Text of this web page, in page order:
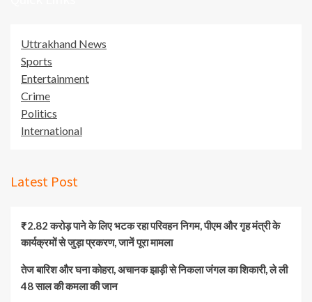
Uttrakhand News
Sports
Entertainment
Crime
Politics
International
Latest Post
₹2.82 करोड़ पाने के लिए भटक रहा परिवहन निगम, पीएम और गृह मंत्री के
कार्यक्रमों से जुड़ा प्रकरण, जानें पूरा मामला
तेज बारिश और घना कोहरा, अचानक झाड़ी से निकला जंगल का शिकारी, ले ली
48 साल की कमला की जान